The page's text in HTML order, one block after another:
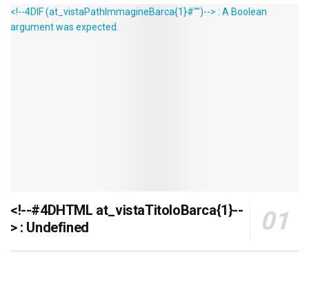
<!--4DIF (at_vistaPathImmagineBarca{1}#"")--> : A Boolean
argument was expected.
<!--#4DHTML at_vistaTitoloBarca{1}--
> : Undefined